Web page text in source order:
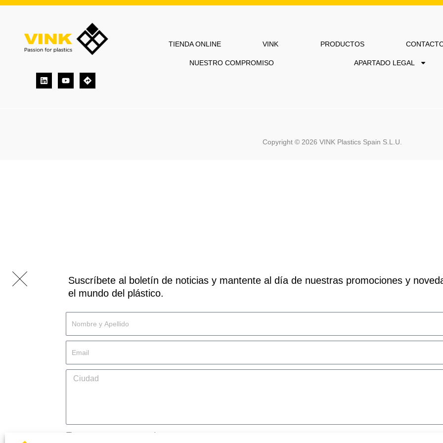
LinkedinYoutubeDirections
TIENDA ONLINE VINK PRODUCTOS
NUESTRO COMPROMISO APARTADO LEGAL
Copyright © 2026 VINK Plastics Spain S.L.U.
Suscríbete al boletín de noticias y mantente al día de nuestras promociones y
el mundo del plástico.
Message
Recibir